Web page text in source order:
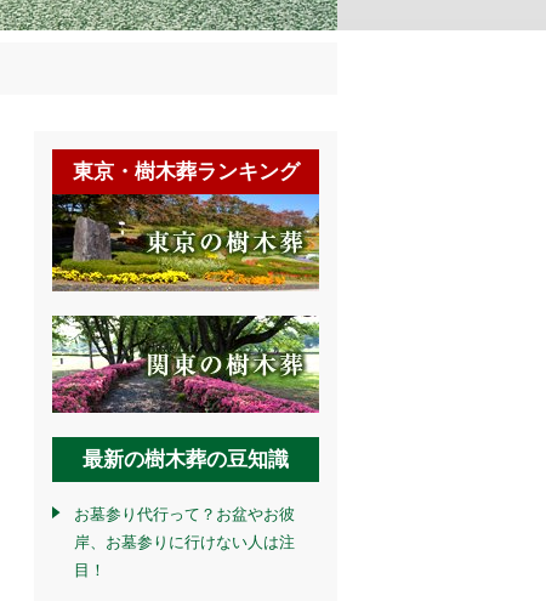
東京・樹木葬ランキング
最新の樹木葬の豆知識
お墓参り代行って？お盆やお彼
岸、お墓参りに行けない人は注
目！